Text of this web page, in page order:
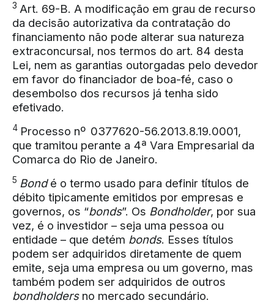
3 Art. 69-B. A modificação em grau de recurso
da decisão autorizativa da contratação do
financiamento não pode alterar sua natureza
extraconcursal, nos termos do art. 84 desta
Lei, nem as garantias outorgadas pelo devedor
em favor do financiador de boa-fé, caso o
desembolso dos recursos já tenha sido
efetivado.
4 Processo nº 0377620-56.2013.8.19.0001,
que tramitou perante a 4ª Vara Empresarial da
Comarca do Rio de Janeiro.
5 Bondé o termo usado para definir títulos de
débito tipicamente emitidos por empresas e
governos, os “bonds”. Os Bondholder, por sua
vez, é o investidor – seja uma pessoa ou
entidade – que detém bonds. Esses títulos
podem ser adquiridos diretamente de quem
emite, seja uma empresa ou um governo, mas
também podem ser adquiridos de outros
bondholders no mercado secundário.